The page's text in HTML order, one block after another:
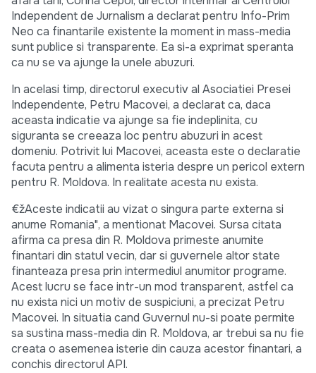
Independent de Jurnalism a declarat pentru Info-Prim
Neo ca finantarile existente la moment in mass-media
sunt publice si transparente. Ea si-a exprimat speranta
ca nu se va ajunge la unele abuzuri.
In acelasi timp, directorul executiv al Asociatiei Presei
Independente, Petru Macovei, a declarat ca, daca
aceasta indicatie va ajunge sa fie indeplinita, cu
siguranta se creeaza loc pentru abuzuri in acest
domeniu. Potrivit lui Macovei, aceasta este o declaratie
facuta pentru a alimenta isteria despre un pericol extern
pentru R. Moldova. In realitate acesta nu exista.
€žAceste indicatii au vizat o singura parte externa si
anume Romania", a mentionat Macovei. Sursa citata
afirma ca presa din R. Moldova primeste anumite
finantari din statul vecin, dar si guvernele altor state
finanteaza presa prin intermediul anumitor programe.
Acest lucru se face intr-un mod transparent, astfel ca
nu exista nici un motiv de suspiciuni, a precizat Petru
Macovei. In situatia cand Guvernul nu-si poate permite
sa sustina mass-media din R. Moldova, ar trebui sa nu fie
creata o asemenea isterie din cauza acestor finantari, a
conchis directorul API.